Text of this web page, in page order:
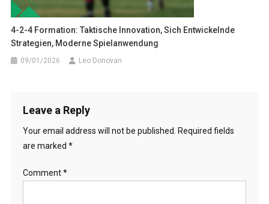
4-2-4 Formation: Taktische Innovation, Sich Entwickelnde
Strategien, Moderne Spielanwendung
09/01/2026 Leo Donovan
Leave a Reply
Your email address will not be published. Required fields
are marked *
Comment*